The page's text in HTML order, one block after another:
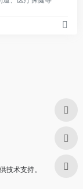
技术支持。